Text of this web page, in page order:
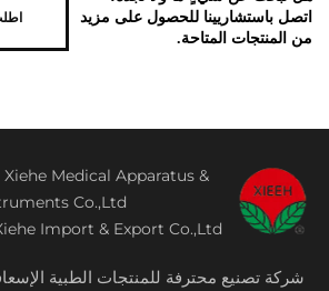
اتصل باستشاريينا للحصول على مزيد
من المنتجات المتاحة.
Medical Apparatus &
Co.,Ltd
Import & Export Co.,Ltd.
شركة تصنيع محترفة للمنتجات الطبية